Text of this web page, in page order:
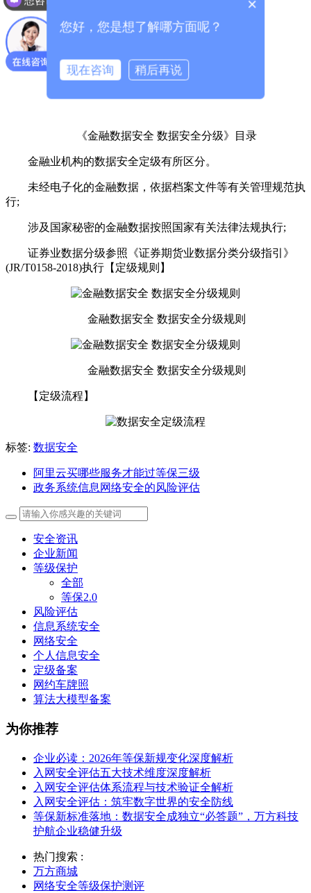
《金融数据安全 数据安全分级》目录
金融业机构的数据安全定级有所区分。
未经电子化的金融数据，依据档案文件等有关管理规范执
行;
涉及国家秘密的金融数据按照国家有关法律法规执行;
证券业数据分级参照《证券期货业数据分类分级指引》
(JR/T0158-2018)执行【定级规则】
金融数据安全 数据安全分级规则
金融数据安全 数据安全分级规则
【定级流程】
标签: 数据安全
阿里云买哪些服务才能过等保三级
政务系统信息网络安全的风险评估
安全资讯
企业新闻
等级保护
全部
等保2.0
风险评估
信息系统安全
网络安全
个人信息安全
定级备案
网约车牌照
算法大模型备案
为你推荐
企业必读：2026年等保新规变化深度解析
入网安全评估五大技术维度深度解析
入网安全评估体系流程与技术验证全解析
入网安全评估：筑牢数字世界的安全防线
等保新标准落地：数据安全成独立“必答题”，万方科技
护航企业稳健升级
热门搜索 :
万方商城
网络安全等级保护测评
×
您好，您是想了解哪方面呢？
现在咨询 稍后再说